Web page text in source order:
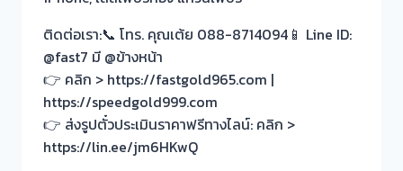
ติดต่อเรา:📞 โทร. คุณเต้ย 088-8714094📱 Line ID:
@fast7 มี @ข้างหน้า
👉 คลิก > https://fastgold965.com |
https://speedgold999.com
👉 ส่งรูปตั๋วประเมินราคาฟรีทางไลน์: คลิก >
https://lin.ee/jm6HKwQ